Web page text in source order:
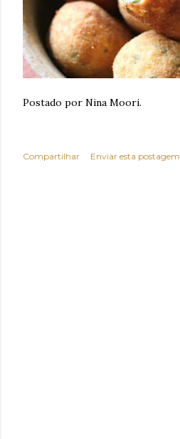
Postado por Nina Moori.
Compartilhar Enviar esta postagem